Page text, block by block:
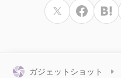
ガジェットショット